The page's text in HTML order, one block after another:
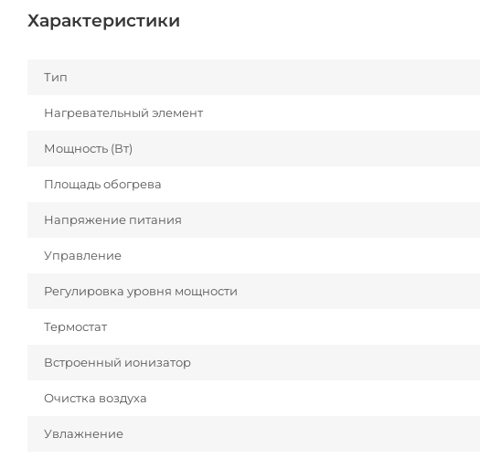
Характеристики
Тип
Нагревательный элемент
Мощность (Вт)
Площадь обогрева
Напряжение питания
Управление
Регулировка уровня мощности
Термостат
Встроенный ионизатор
Очистка воздуха
Увлажнение